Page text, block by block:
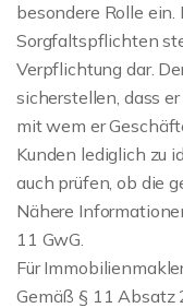
besondere Rolle
Sorgfaltspflichten
Verpflichtung dar.
sicherstellen, dass
mit wem er
Kunden lediglich zu
auch prüfen, ob die
Nähere
11 GwG.
Für
Gemäß § 11 Absatz